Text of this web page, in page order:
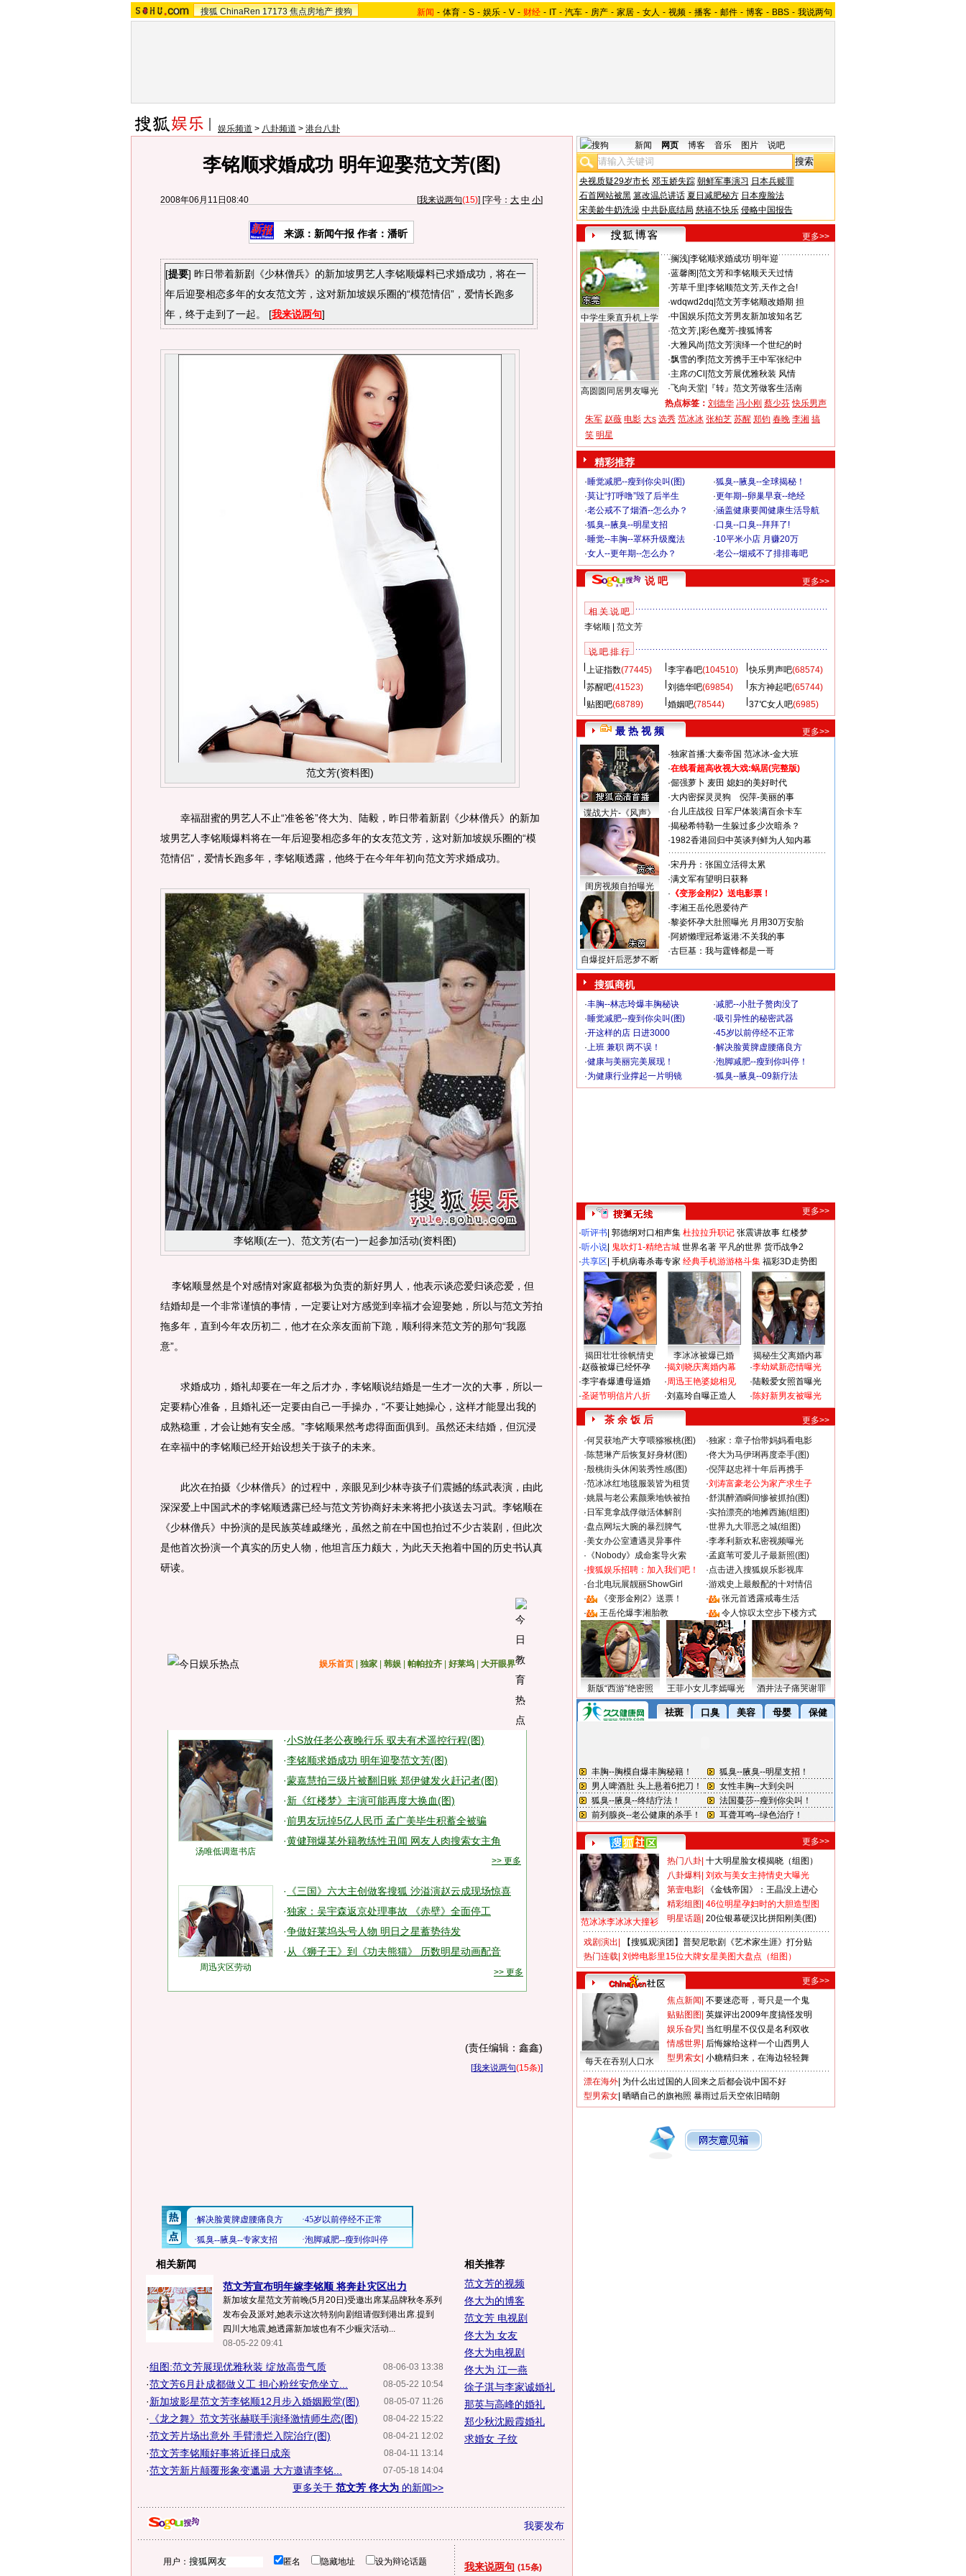
搜狐 ChinaRen 17173 焦点房地产 搜狗 新闻 - 体育 - S - 娱乐 - V - 财经 - IT - 汽车 - 房产 - 家居 - 女人 - 视频 - 播客 - 邮件 - 博客 - BBS - 我说两句
娱乐频道 > 八卦频道 > 港台八卦
李铭顺求婚成功 明年迎娶范文芳(图)
2008年06月11日08:40 [我来说两句(15)] [字号： 大 中 小]
来源：新闻午报 作者：潘昕
[提要] 昨日带着新剧《少林僧兵》的新加坡男艺人李铭顺爆料已求婚成功，将在一
年后迎娶相恋多年的女友范文芳，这对新加坡娱乐圈的“模范情侣”，爱情长跑多
年，终于走到了一起。 [我来说两句]
范文芳(资料图)
幸福甜蜜的男艺人不止“准爸爸”佟大为、陆毅，昨日带着新剧《少林僧兵》的新加
坡男艺人李铭顺爆料将在一年后迎娶相恋多年的女友范文芳，这对新加坡娱乐圈的“模
范情侣”，爱情长跑多年，李铭顺透露，他终于在今年年初向范文芳求婚成功。
李铭顺(左一)、范文芳(右一)一起参加活动(资料图)
李铭顺显然是个对感情对家庭都极为负责的新好男人，他表示谈恋爱归谈恋爱，但
结婚却是一个非常谨慎的事情，一定要让对方感觉到幸福才会迎娶她，所以与范文芳拍
拖多年，直到今年农历初二，他才在众亲友面前下跪，顺利得来范文芳的那句“我愿
意”。
求婚成功，婚礼却要在一年之后才办，李铭顺说结婚是一生才一次的大事，所以一
定要精心准备，且婚礼还一定要由自己一手操办，“不要让她操心，这样才能显出我的
成熟稳重，才会让她有安全感。”李铭顺果然考虑得面面俱到。虽然还未结婚，但沉浸
在幸福中的李铭顺已经开始设想关于孩子的未来。
此次在拍摄《少林僧兵》的过程中，亲眼见到少林寺孩子们震撼的练武表演，由此
深深爱上中国武术的李铭顺透露已经与范文芳协商好未来将把小孩送去习武。李铭顺在
《少林僧兵》中扮演的是民族英雄戚继光，虽然之前在中国也拍过不少古装剧，但此次
是他首次扮演一个真实的历史人物，他坦言压力颇大，为此天天抱着中国的历史书认真
研读。
娱乐首页 独家 韩娱 帕帕拉齐 好莱坞 大开眼界
汤唯低调逛书店
·小S放任老公夜晚行乐 驭夫有术遥控行程(图)
·李铭顺求婚成功 明年迎娶范文芳(图)
·蒙嘉慧拍三级片被翻旧账 郑伊健发火赶记者(图)
·新《红楼梦》主演可能再度大换血(图)
·前男友玩掉5亿人民币 孟广美毕生积蓄全被骗
·黄健翔爆某外籍教练性丑闻 网友人肉搜索女主角
>> 更多
周迅灾区劳动
·
《三国》六大主创做客搜狐 沙溢演赵云成现场惊喜
·独家：吴宇森返京处理事故 《赤壁》全面停工
·争做好莱坞头号人物 明日之星蓄势待发
· 从《狮子王》到《功夫熊猫》 历数明星动画配音
>> 更多
(责任编辑：鑫鑫)
[我来说两句(15条)]
相关新闻
范文芳宣布明年嫁李铭顺 将奔赴灾区出力
新加坡女星范文芳前晚(5月20日)受邀出席某品牌秋冬系列
发布会及派对,她表示这次特别向剧组请假到港出席.提到
四川大地震,她透露新加坡也有不少赈灾活动...
08-05-22 09:41
08-06-03 13:38
·组图:范文芳展现优雅秋装 绽放高贵气质
08-05-22 10:54
·范文芳6月赴成都做义工 担心粉丝安危坐立...
08-05-07 11:26
·新加坡影星范文芳李铭顺12月步入婚姻殿堂(图)
08-04-22 15:22
· 《龙之舞》范文芳张赫联手演绎激情师生恋(图)
08-04-21 12:02
·范文芳片场出意外 手臂溃烂入院治疗(图)
08-04-11 13:14
·范文芳李铭顺好事将近择日成亲
07-05-18 14:04
·范文芳新片颠覆形象变邋遢 大方邀请李铭...
更多关于 范文芳 佟大为 的新闻>>
相关推荐
范文芳的视频
佟大为的博客
范文芳 电视剧
佟大为 女友
佟大为电视剧
佟大为 江一燕
徐子淇与李家诚婚礼
那英与高峰的婚礼
郑少秋沈殿霞婚礼
求婚女 子纹
我要发布
用户： 匿名 隐藏地址 设为辩论话题 我来说两句 (15条)
新闻 网页 博客 音乐 图片 说吧
央视质疑29岁市长 邓玉娇失踪 朝鲜军事演习 日本兵赎罪
石首网站被黑 篡改温总讲话 夏日减肥秘方 日本瘦脸法
宋美龄牛奶洗澡 中共卧底结局 慈禧不快乐 侵略中国报告
更多>>
中学生乘直升机上学
高圆圆同居男友曝光
·搁浅| 李铭顺求婚成功 明年迎
·蓝馨阁 范文芳和李铭顺天天过情
·芳草千里 李铭顺范文芳,天作之合!
·wdqwd2dq 范文芳李铭顺改婚期 担
·中国娱乐| 范文芳男友新加坡知名艺
·范文芳,| 彩色魔芳-搜狐博客
·大雅风尚 范文芳演绎一个世纪的时
·飘雪的季| 范文芳携手王中军张纪中
·主席のCl 范文芳展优雅秋装 风情
·飞向天堂|
『转』范文芳做客生活南
热点标签： 刘德华 冯小刚 蔡少芬 快乐男声
朱军 赵薇 电影 大s 选秀 范冰冰 张柏芝 苏醒 郑钧 春晚 李湘 搞
笑 明星
精彩推荐
·睡觉减肥--瘦到你尖叫(图) ·狐臭--腋臭--全球揭秘！
·莫让“打呼噜”毁了后半生 ·更年期--卵巢早衰--绝经
·老公戒不了烟酒--怎么办？ ·涵盖健康要闻健康生活导航
·狐臭--腋臭--明星支招 ·口臭--口臭--拜拜了!
·睡觉--丰胸--罩杯升级魔法 ·10平米小店 月赚20万
·女人--更年期--怎么办？ ·老公--烟戒不了排排毒吧
说 吧 更多>>
相 关 说 吧
李铭顺| 范文芳
说 吧 排 行
上证指数(77445) 李宇春吧(104510) 快乐男声吧(68574)
苏醒吧(41523) 刘德华吧(69854) 东方神起吧(65744)
贴图吧(68789) 婚姻吧(78544) 37℃女人吧(6985)
最 热 视 频 更多>>
谍战大片-《风声》
闺房视频自拍曝光
自爆捉奸后恶梦不断
·独家首播:大秦帝国 范冰冰-金大班
·在线看超高收视大戏:蜗居(完整版)
·倔强萝卜 麦田 媳妇的美好时代
·大内密探灵灵狗
倪萍-美丽的事
·台儿庄战役 日军尸体装满百余卡车
·揭秘希特勒一生躲过多少次暗杀？
·1982香港回归中英谈判鲜为人知内幕
·宋丹丹：张国立活得太累
·满文军有望明日获释
· 《变形金刚2》送电影票！
·李湘王岳伦恩爱待产
·黎姿怀孕大肚照曝光 月用30万安胎
·阿娇懒理冠希返港:不关我的事
·古巨基：我与霆锋都是一哥
搜狐商机
·丰胸--林志玲爆丰胸秘诀 ·减肥--小肚子赘肉没了
·睡觉减肥--瘦到你尖叫(图) ·吸引异性的秘密武器
·开这样的店 日进3000 ·45岁以前停经不正常
·上班 兼职 两不误！ ·解决脸黄脾虚腰痛良方
·健康与美丽完美展现！ ·泡脚减肥--瘦到你叫停！
·为健康行业撑起一片明镜 ·狐臭--腋臭--09新疗法
更多>>
·听评书 郭德纲对口相声集 杜拉拉升职记 张震讲故事 红楼梦
·听小说 鬼吹灯1-精绝古城 世界名著 平凡的世界 货币战争2
·共享区 手机病毒杀毒专家 经典手机游游格斗集 福彩3D走势图
揭田壮壮徐帆情史 李冰冰被爆已婚
揭秘生父离婚内幕
·赵薇被爆已经怀孕
·李宇春爆遭母逼婚
·圣诞节明信片八折
·揭刘晓庆离婚内幕
·周迅王艳婆媳相见
·刘嘉玲自曝正造人
·李幼斌新恋情曝光
·陆毅爱女照首曝光
·陈好新男友被曝光
茶 余 饭 后
更多>>
·何炅获地产大亨喂猕猴桃(图) ·独家：章子怡带妈妈看电影
·陈慧琳产后恢复好身材(图) ·佟大为马伊琍再度牵手(图)
·殷桃街头休闲装秀性感(图) ·倪萍赵忠祥十年后再携手
·范冰冰红地毯服装皆为租赁 ·刘涛富豪老公为家产求生子
·姚晨与老公素颜乘地铁被拍 ·舒淇醉酒瞬间惨被抓拍(图)
· 日军竟拿战俘做活体解剖 ·实拍漂亮的地摊西施(组图)
·盘点网坛大腕的暴烈脾气 ·世界九大罪恶之城(组图)
·美女办公室遭遇灵异事件 ·李孝利新欢私密视频曝光
· 《Nobody》成命案导火索 ·孟庭苇可爱儿子最新照(图)
·搜狐娱乐招聘：加入我们吧！ ·点击进入搜狐娱乐影视库
·台北电玩展靓丽ShowGirl ·游戏史上最般配的十对情侣
·
《变形金刚2》送票！ ·
张元首透露戒毒生活
·
王岳伦爆李湘胎教 · 令人惊叹太空步下楼方式
新版“西游”绝密照 王菲小女儿李嫣曝光 酒井法子痛哭谢罪
更多>>
范冰冰李冰冰大撞衫
热门八卦 十大明星脸女模揭晓（组图）
八卦爆料 刘欢与美女主持情史大曝光
第壹电影
《金钱帝国》：王晶没上进心
精彩组图 46位明星孕妇时的大胆造型图
明星话题 20位银幕硬汉比拼阳刚美(图)
戏剧演出
【搜狐观演团】普契尼歌剧《艺术家生涯》打分贴
热门连载 刘烨电影里15位大牌女星美图大盘点（组图）
更多>>
每天在吞别人口水
焦点新闻 不要迷恋哥，哥只是一个鬼
贴贴图图 英媒评出2009年度搞怪发明
娱乐旮旯 当红明星不仅仅是名利双收
情感世界 后悔嫁给这样一个山西男人
型男索女 小糖精归来，在海边轻轻舞
漂在海外 为什么出过国的人回来之后都会说中国不好
型男索女 晒晒自己的旗袍照 暴雨过后天空依旧晴朗